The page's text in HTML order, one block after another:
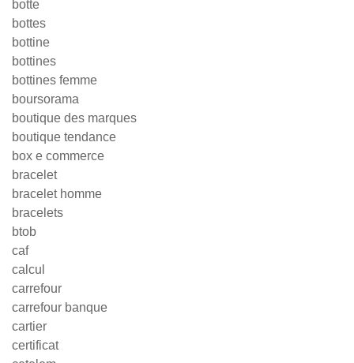
botte
bottes
bottine
bottines
bottines femme
boursorama
boutique des marques
boutique tendance
box e commerce
bracelet
bracelet homme
bracelets
btob
caf
calcul
carrefour
carrefour banque
cartier
certificat